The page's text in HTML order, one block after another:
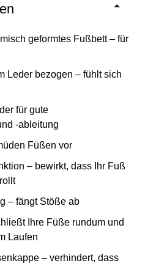
geformtes Fußbett – für
Leder bezogen – fühlt sich
für gute
-ableitung
Füßen vor
– bewirkt, dass Ihr Fuß
– fängt Stöße ab
Ihre Füße rundum und
Laufen
– verhindert, dass